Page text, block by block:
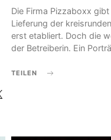
Die Firma Pizzaboxx
Lieferung der
erst etabliert. Doch die
der Betreiberin. Ein
TEILEN